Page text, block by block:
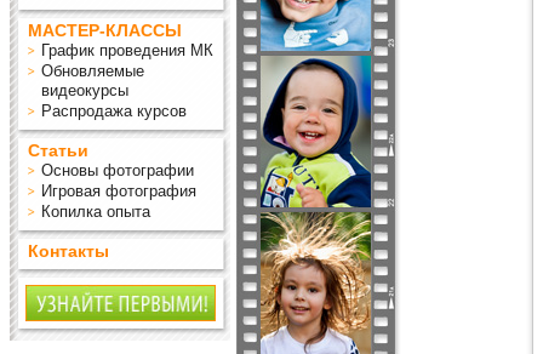
МАСТЕР-КЛАССЫ
График проведения МК
Обновляемые
видеокурсы
Распродажа курсов
Статьи
Основы фотографии
Игровая фотография
Копилка опыта
Контакты